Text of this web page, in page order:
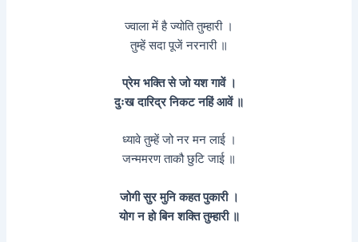
ज्वाला में है ज्योति तुम्हारी ।
तुम्हें सदा पूजें नरनारी ॥
प्रेम भक्ति से जो यश गावें ।
दुःख दारिद्र निकट नहिं आवें ॥
ध्यावे तुम्हें जो नर मन लाई ।
जन्ममरण ताकौ छुटि जाई ॥
जोगी सुर मुनि कहत पुकारी ।
योग न हो बिन शक्ति तुम्हारी ॥